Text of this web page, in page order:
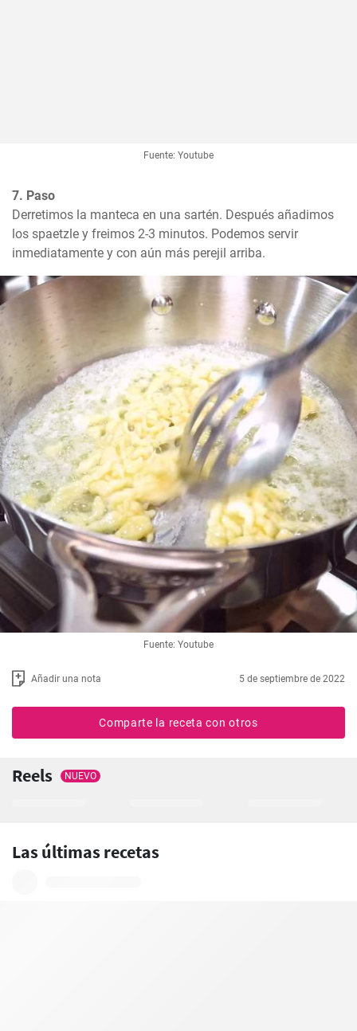
Fuente: Youtube
7. Paso
Derretimos la manteca en una sartén. Después añadimos
los spaetzle y freimos 2-3 minutos. Podemos servir
inmediatamente y con aún más perejil arriba.
Fuente: Youtube
Añadir una nota 5 de septiembre de 2022
Comparte la receta con otros
Reels NUEVO
Las últimas recetas